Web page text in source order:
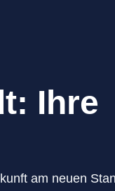
Ihre
am neuen